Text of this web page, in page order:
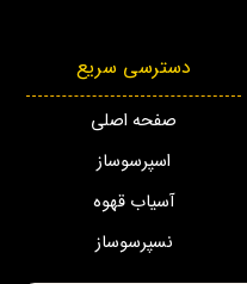
دسترسی سریع
صفحه اصلی
اسپرسوساز
آسیاب قهوه
نسپرسوساز